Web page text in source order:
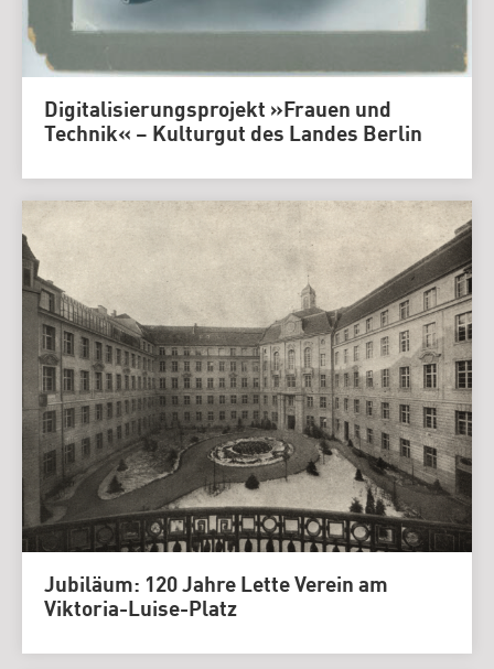
Digitalisierungsprojekt »Frauen und
Technik« – Kulturgut des Landes Berlin
Jubiläum: 120 Jahre Lette Verein am
Viktoria-Luise-Platz